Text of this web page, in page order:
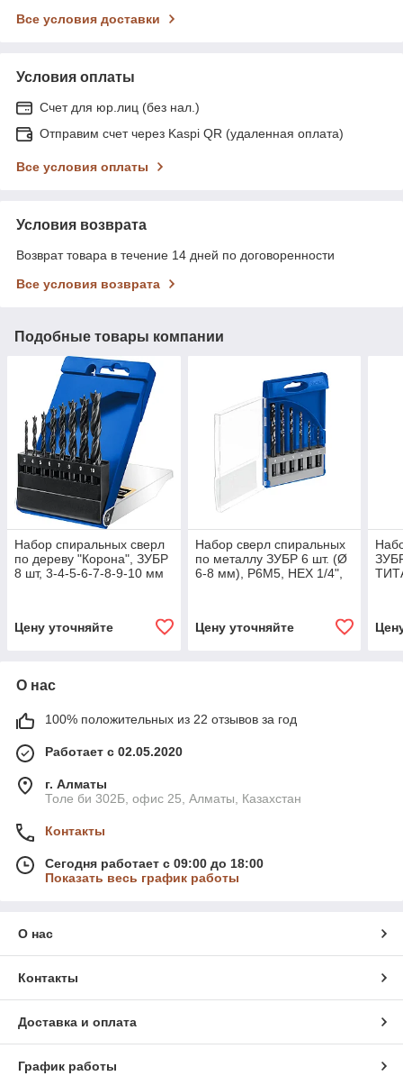
Все условия доставки
Условия оплаты
Счет для юр.лиц (без нал.)
Отправим счет через Kaspi QR (удаленная оплата)
Все условия оплаты
Условия возврата
Возврат товара в течение 14 дней по договоренности
Все условия возврата
Подобные товары компании
Набор спиральных сверл
по дереву "Корона", ЗУБР
8 шт, 3-4-5-6-7-8-9-10 мм
Цену уточняйте
Набор сверл спиральных
по металлу ЗУБР 6 шт. (Ø
6-8 мм), Р6М5, НЕХ 1/4",
Цену уточняйте
О нас
100% положительных из 22 отзывов за год
Работает с 02.05.2020
г. Алматы
Толе би 302Б, офис 25, Алматы, Казахстан
Контакты
Сегодня работает с 09:00 до 18:00
Показать весь график работы
О нас
Контакты
Доставка и оплата
График работы